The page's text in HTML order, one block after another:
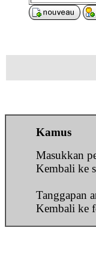
Kamus
Masukkan
Kembali ke
Tanggapan
Kembali ke